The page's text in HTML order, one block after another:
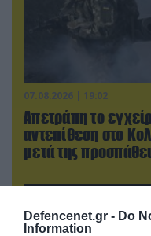
Defencenet.gr - Do
Information
07.08.2026 | 19:02
Απετράπη το
αντεπίθεση στο
μετά της